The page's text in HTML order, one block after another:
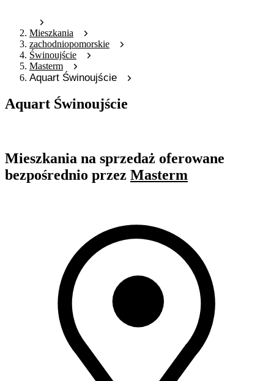
Mieszkania
zachodniopomorskie
Świnoujście
Masterm
Aquart Świnoujście
Aquart Świnoujście
Mieszkania na sprzedaż oferowane
bezpośrednio przez Masterm